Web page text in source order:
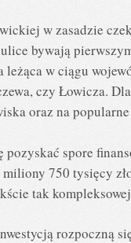
w zasadzie
bywają
w ciągu
czy Łowicza.
oraz na
spore
750 tysięcy
tak
rozpoczną